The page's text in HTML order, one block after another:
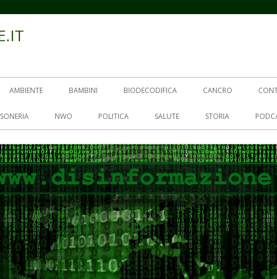
AMBIENTE BAMBINI BIODECODIFICA CANCRO
NWO POLITICA SALUTE STORIA